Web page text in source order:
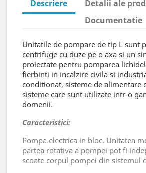
Descriere
Detalii ale
Documentatie
Unitatile de pompare de tip L sunt
centrifuge cu duze pe o axa si un
proiectate pentru pomparea
fierbinti in incalzire civila si
conditionat, sisteme de alimentare
sisteme care sunt utilizate intr-o
domenii.
Caracteristici:
Pompa electrica in bloc. Unitatea
partea rotativa a pompei pot fi
scoate corpul pompei din sistemul